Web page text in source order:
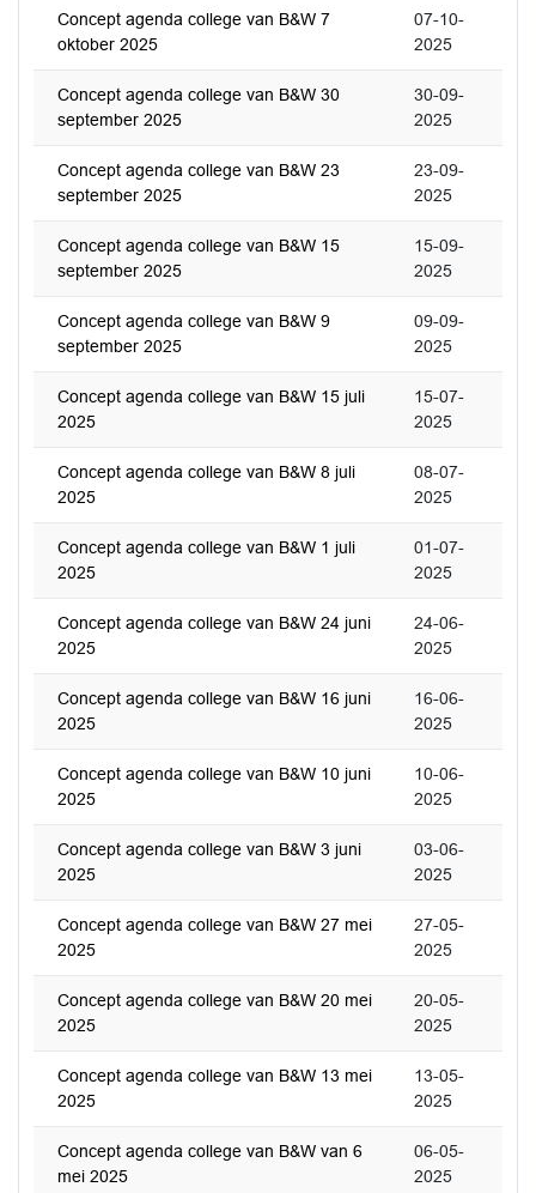
Concept agenda college van B&W 7
oktober 2025
07-10-
2025
Concept agenda college van B&W 30
september 2025
30-09-
2025
Concept agenda college van B&W 23
september 2025
23-09-
2025
Concept agenda college van B&W 15
september 2025
15-09-
2025
Concept agenda college van B&W 9
september 2025
09-09-
2025
Concept agenda college van B&W 15 juli
2025
15-07-
2025
Concept agenda college van B&W 8 juli
2025
08-07-
2025
Concept agenda college van B&W 1 juli
2025
01-07-
2025
Concept agenda college van B&W 24 juni
2025
24-06-
2025
Concept agenda college van B&W 16 juni
2025
16-06-
2025
Concept agenda college van B&W 10 juni
2025
10-06-
2025
Concept agenda college van B&W 3 juni
2025
03-06-
2025
Concept agenda college van B&W 27 mei
2025
27-05-
2025
Concept agenda college van B&W 20 mei
2025
20-05-
2025
Concept agenda college van B&W 13 mei
2025
13-05-
2025
Concept agenda college van B&W van 6
mei 2025
06-05-
2025